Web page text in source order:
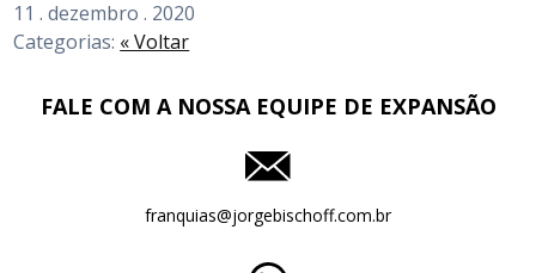
11 .dezembro . 2020
Categorias: « Voltar
FALE COM A NOSSA EQUIPE DE EXPANSÃO
franquias@jorgebischoff.com.br